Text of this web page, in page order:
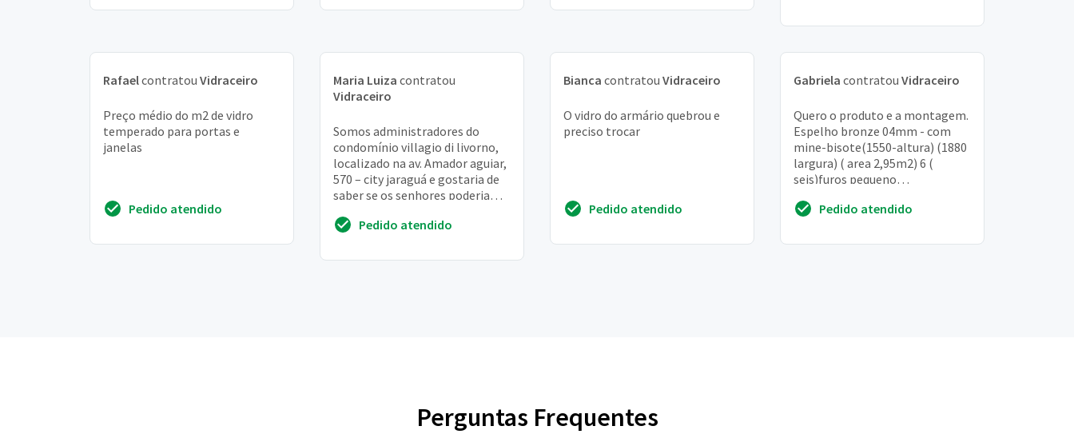
Rafaelcontratou Vidraceiro
Preço médio do m2 de vidro
temperado para portas e
janelas
Pedido atendido
Maria Luiza contratou
Vidraceiro
Somos administradores do
condomínio villagio di livorno,
localizado na av. Amador aguiar,
570 – city jaraguá e gostaria de
saber se os senhores poderiam
instalaç...Pedido atendido
Bianca contratou Vidraceiro
O vidro do armário quebrou e
preciso trocar
Pedido atendido
Gabriela contratou Vidraceiro
Quero o produto e a montagem.
Espelho bronze 04mm - com
mine-bisote(1550-altura) (1880
largura) ( area 2,95m2) 6 (
seis)furos pequeno
Pedido atendido
Perguntas Frequentes